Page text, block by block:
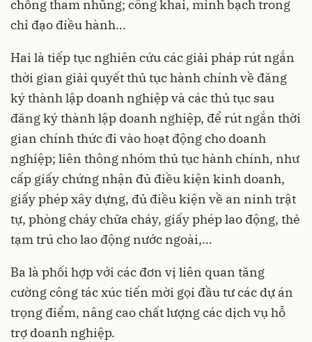
chống tham nhũng; công khai, minh bạch trong
chỉ đạo điều hành...
Hai là tiếp tục nghiên cứu các giải pháp rút ngắn
thời gian giải quyết thủ tục hành chính về đăng
ký thành lập doanh nghiệp và các thủ tục sau
đăng ký thành lập doanh nghiệp, để rút ngắn thời
gian chính thức đi vào hoạt động cho doanh
nghiệp; liên thông nhóm thủ tục hành chính, như
cấp giấy chứng nhận đủ điều kiện kinh doanh,
giấy phép xây dựng, đủ điều kiện về an ninh trật
tự, phòng cháy chữa cháy, giấy phép lao động, thẻ
tạm trú cho lao động nước ngoài,…
Ba là phối hợp với các đơn vị liên quan tăng
cường công tác xúc tiến mời gọi đầu tư các dự án
trọng điểm, nâng cao chất lượng các dịch vụ hỗ
trợ doanh nghiệp.